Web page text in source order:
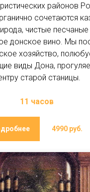
районов
сочетаются
чистые
донское вино. Мы
хозяйство,
виды Дона,
старой станицы.
11 часов
4990 руб.